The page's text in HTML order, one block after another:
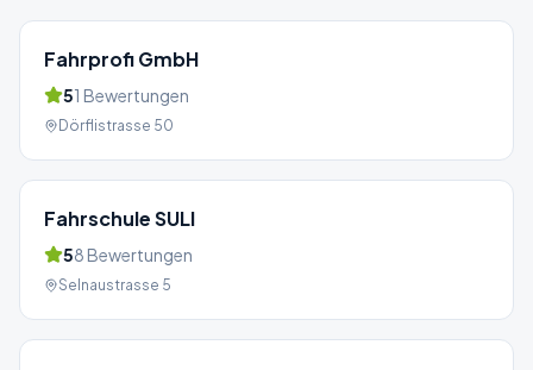
Fahrprofi GmbH
51 Bewertungen
Dörflistrasse 50
Fahrschule SULI
58 Bewertungen
Selnaustrasse 5